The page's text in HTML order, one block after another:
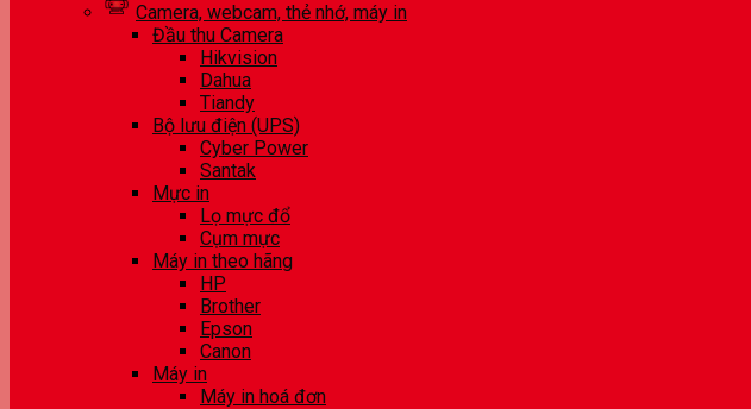
Camera, webcam, thẻ nhớ, máy in
Đầu thu Camera
Hikvision
Dahua
Tiandy
Bộ lưu điện (UPS)
Cyber Power
Santak
Mực in
Lọ mực đổ
Cụm mực
Máy in theo hãng
HP
Brother
Epson
Canon
Máy in
Máy in hoá đơn